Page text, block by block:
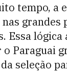
tempo, a
nas
Essa
Paraguai
seleção